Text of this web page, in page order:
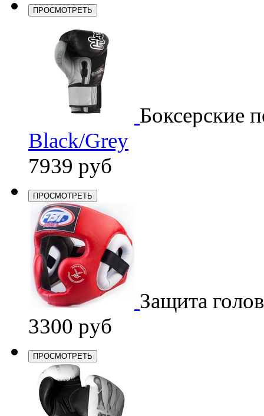
ПРОСМОТРЕТЬ
Боксерские
Black/Grey
7939 руб
ПРОСМОТРЕТЬ
Защита
3300 руб
ПРОСМОТРЕТЬ